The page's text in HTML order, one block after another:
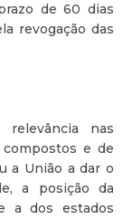
de 60 dias
revogação das
nas
e de
a União a dar o
a posição da
a dos estados